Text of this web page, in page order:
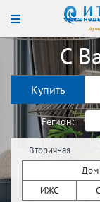
С
Купить
Регион:
Вторичная
недвижимость
Дом
ИЖС